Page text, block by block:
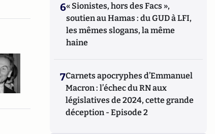
6« Sionistes, hors des Facs »,
soutien au Hamas : du GUD à LFI,
les mêmes slogans, la même
haine
7Carnets apocryphes d’Emmanuel
Macron : l’échec du RN aux
législatives de 2024, cette grande
déception - Episode 2